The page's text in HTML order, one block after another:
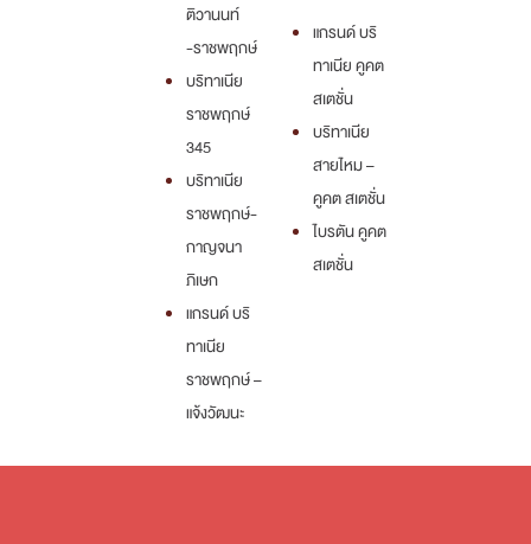
ติวานนท์
-ราชพฤกษ์
บริทาเนีย
ราชพฤกษ์
345
บริทาเนีย
ราชพฤกษ์-
กาญจนา
ภิเษก
แกรนด์ บริ
ทาเนีย
ราชพฤกษ์ –
แจ้งวัฒนะ
แกรนด์ บริ
ทาเนีย คูคต
สเตชั่น
บริทาเนีย
สายไหม –
คูคต สเตชั่น
ไบรตัน คูคต
สเตชั่น